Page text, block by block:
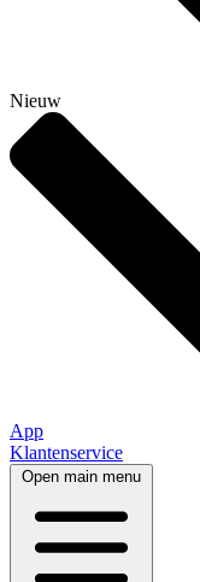
Nieuw
App
Klantenservice
Open main menu